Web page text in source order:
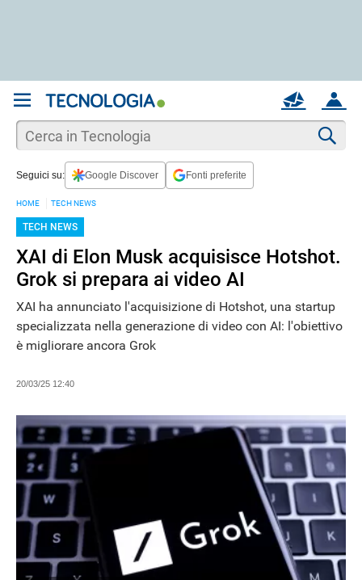
ACCOUNT
MAIL
Seguici su: Google Discover Fonti preferite
HOME TECH NEWS
TECH NEWS
XAI di Elon Musk acquisisce Hotshot.
Grok si prepara ai video AI
XAI ha annunciato l'acquisizione di Hotshot, una startup
specializzata nella generazione di video con AI: l'obiettivo
è migliorare ancora Grok
20/03/25 12:40